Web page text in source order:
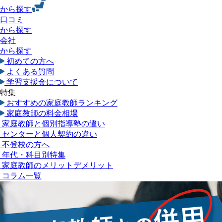
から探す
口コミ
から探す
会社
から探す
初めての方へ
よくある質問
学習支援金について
特集
おすすめの家庭教師ランキング
家庭教師の料金相場
家庭教師と個別指導塾の違い
センターと個人契約の違い
不登校の方へ
年代・科目別特集
家庭教師のメリットデメリット
コラム一覧